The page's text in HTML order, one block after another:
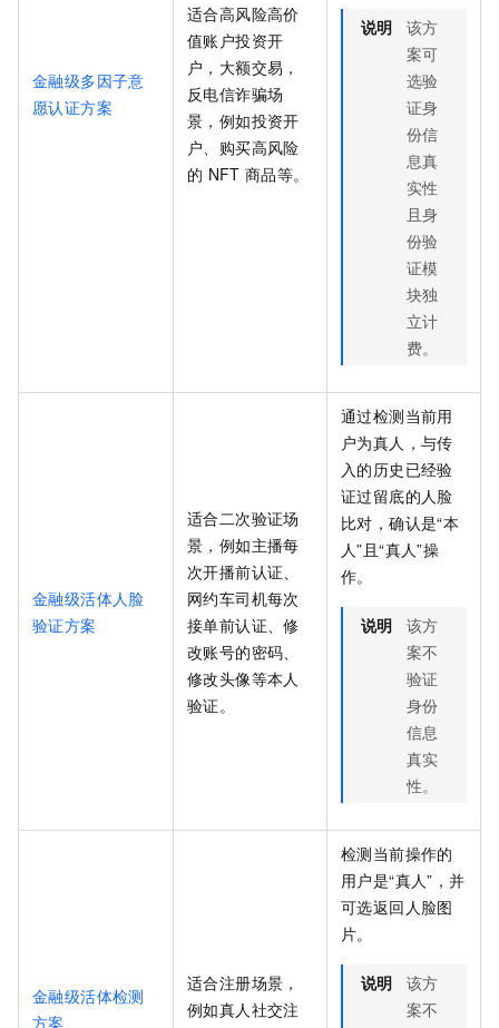
金融级多因子意
愿认证方案
适合高风险高价
值账户投资开
户，大额交易，
反电信诈骗场
景，例如投资开
户、购买高风险
的 NFT 商品等。
说明
该方
案可
选验
证身
份信
息真
实性
且身
份验
证模
块独
立计
费。
金融级活体人脸
验证方案
适合二次验证场
景，例如主播每
次开播前认证、
网约车司机每次
接单前认证、修
改账号的密码、
修改头像等本人
验证。
通过检测当前用
户为真人，与传
入的历史已经验
证过留底的人脸
比对，确认是“本
人”且“真人”操
作。
说明
该方
案不
验证
身份
信息
真实
性。
金融级活体检测
方案
适合注册场景，
例如真人社交注
检测当前操作的
用户是“真人”，并
可选返回人脸图
片。
说明
该方
案不